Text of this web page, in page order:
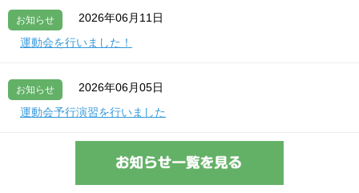
お知らせ
2026年06月11日
運動会を行いました！
お知らせ
2026年06月05日
運動会予行演習を行いました